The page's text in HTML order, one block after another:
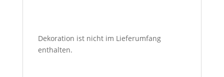
Dekoration ist nicht im Lieferumfang
enthalten.